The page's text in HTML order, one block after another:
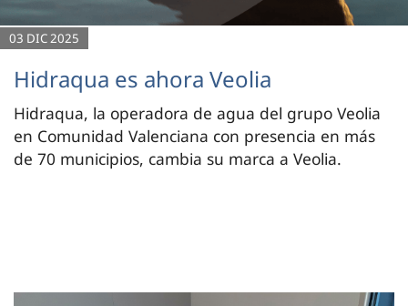
03 DIC 2025
Hidraqua es ahora Veolia
Hidraqua, la operadora de agua del grupo Veolia
en Comunidad Valenciana con presencia en más
de 70 municipios, cambia su marca a Veolia.